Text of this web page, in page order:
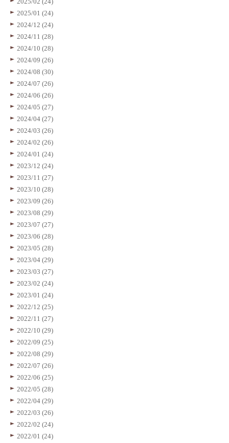
2025/01 (24)
2024/12 (24)
2024/11 (28)
2024/10 (28)
2024/09 (26)
2024/08 (30)
2024/07 (26)
2024/06 (26)
2024/05 (27)
2024/04 (27)
2024/03 (26)
2024/02 (26)
2024/01 (24)
2023/12 (24)
2023/11 (27)
2023/10 (28)
2023/09 (26)
2023/08 (29)
2023/07 (27)
2023/06 (28)
2023/05 (28)
2023/04 (29)
2023/03 (27)
2023/02 (24)
2023/01 (24)
2022/12 (25)
2022/11 (27)
2022/10 (29)
2022/09 (25)
2022/08 (29)
2022/07 (26)
2022/06 (25)
2022/05 (28)
2022/04 (29)
2022/03 (26)
2022/02 (24)
2022/01 (24)